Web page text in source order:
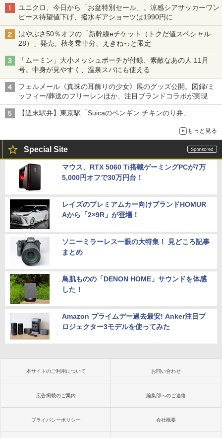
ユニクロ、今日から「お盆特別セール」。涼感シアサッカーワン
ピース待望値下げ、撥水ギアショーツは1990円に
はやぶさ50％オフの「新幹線eチケット（トクだ値スペシャル
28）」発売。秋冬乗車分、えきねっと限定
「ムーミン」大小メッシュポーチが付録、素敵なあの人 11月
号。中身が見やすく、温泉スパにも使える
フェルメール《真珠の耳飾りの少女》展のグッズ公開。図録/ミ
ッフィー/葬送のフリーレンほか、注目ブランドコラボが実現
【週末駅弁】東京駅「Suicaのペンギン チキンのり弁」
もっと見る
Special Site
マウス、RTX 5060 Ti搭載ゲーミングPCが7万
5,000円オフで30万円台！
レイズのプレミアムカー向けブランドHOMUR
Aから「2×9R」が登場！
ソニーミラーレス一眼の大特集！ 見どころ記事
まとめ
鳥肌ものの「DENON HOME」サウンドを体感
した！
Amazon プライムデー過去最安! Anker注目プ
ロジェクター3モデルを使ってみた
本サイトのご利用について お問い合わせ
広告掲載のご案内 編集部へのご連絡
プライバシーポリシー 会社概要